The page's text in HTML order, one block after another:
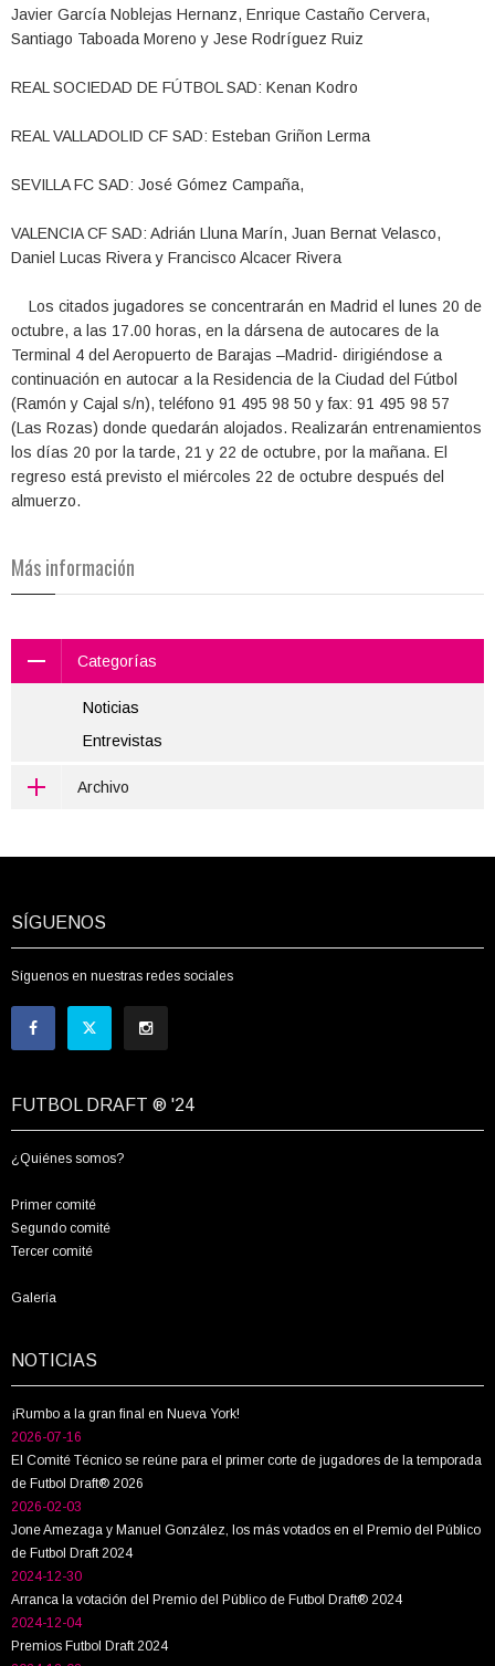
Javier García Noblejas Hernanz, Enrique Castaño Cervera,
Santiago Taboada Moreno y Jese Rodríguez Ruiz
REAL SOCIEDAD DE FÚTBOL SAD: Kenan Kodro
REAL VALLADOLID CF SAD: Esteban Griñon Lerma
SEVILLA FC SAD: José Gómez Campaña,
VALENCIA CF SAD: Adrián Lluna Marín, Juan Bernat Velasco,
Daniel Lucas Rivera y Francisco Alcacer Rivera
Los citados jugadores se concentrarán en Madrid el lunes 20 de
octubre, a las 17.00 horas, en la dársena de autocares de la
Terminal 4 del Aeropuerto de Barajas –Madrid- dirigiéndose a
continuación en autocar a la Residencia de la Ciudad del Fútbol
(Ramón y Cajal s/n), teléfono 91 495 98 50 y fax: 91 495 98 57
(Las Rozas) donde quedarán alojados. Realizarán entrenamientos
los días 20 por la tarde, 21 y 22 de octubre, por la mañana. El
regreso está previsto el miércoles 22 de octubre después del
almuerzo.
Más información
Categorías
Noticias
Entrevistas
Archivo
SÍGUENOS
Síguenos en nuestras redes sociales
FUTBOL DRAFT ® '24
¿Quiénes somos?
Primer comité
Segundo comité
Tercer comité
Galería
NOTICIAS
¡Rumbo a la gran final en Nueva York!
2026-07-16
El Comité Técnico se reúne para el primer corte de jugadores de la temporada
de Futbol Draft® 2026
2026-02-03
Jone Amezaga y Manuel González, los más votados en el Premio del Público
de Futbol Draft 2024
2024-12-30
Arranca la votación del Premio del Público de Futbol Draft® 2024
2024-12-04
Premios Futbol Draft 2024